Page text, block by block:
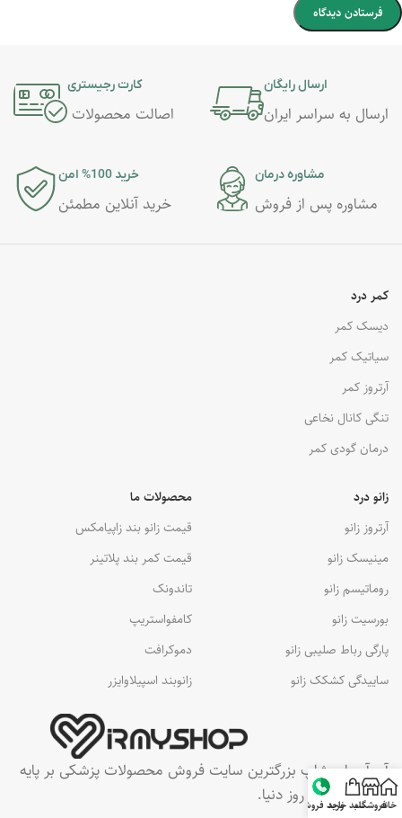
ارسال رایگان
ارسال به سراسر ایران
کارت رجیستری
اصالت محصولات
مشاوره درمان
مشاوره پس از فروش
خرید 100% امن
خرید آنلاین مطمئن
آی آر مای شاپ بزرگترین سایت فروش محصولات پزشکی بر پایه
تکنولوژی های روز دنیا.
محصولات ما
قیمت زانو بند زاپیامکس
قیمت کمر بند پلاتینر
تاندونک
کامفواستریپ
دموکرافت
زانوبند اسپیلاوایزر
زانو درد
آرتروز زانو
مینیسک زانو
روماتیسم زانو
بورسیت زانو
پارگی رباط صلیبی زانو
ساییدگی کشکک زانو
کمر درد
دیسک کمر
سیاتیک کمر
آرتروز کمر
تنگی کانال نخاعی
درمان گودی کمر
خانهفروشگاهسبد خریدواحد فروش